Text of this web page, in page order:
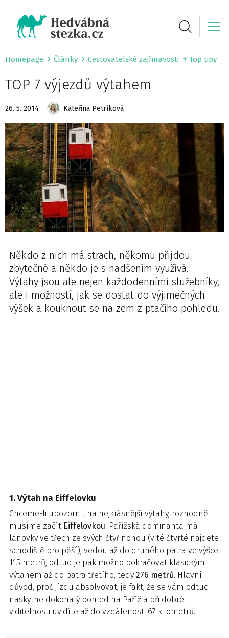
Homepage Články Cestovatelské zajímavosti Top tipy
TOP 7 výjezdů výtahem
26. 5. 2014 Kateřina Petríková
Někdo z nich má strach, někomu přijdou
zbytečné a někdo je s nadšením využívá.
Výtahy jsou ale nejen každodenními služebníky,
ale i možností, jak se dostat do výjimečných
výšek a kouknout se na zem z ptačího pohledu.
1. Výtah na Eiffelovku
Chceme-li upozornit na nejkrásnější výtahy, rozhodně
musíme začít Eiffelovkou. Pařížská dominanta má
lanovky ve třech ze svých čtyř nohou (v té čtvrté najdete
schodiště pro pěší), vedou až do druhého patra ve výšce
115 metrů, odtud je pak možno pokračovat klasickým
výtahem až do patra třetího, tedy 276 metrů. Hlavní
důvod, proč jízdu absolvovat, je fakt, že se vám odtud
naskytne dokonalý pohled na Paříž a při dobré
viditelnosti uvidíte až do vzdálenosti 67 kilometrů.